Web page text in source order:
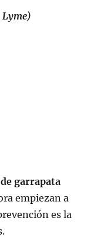
Lyme)
garrapata
empiezan a
es la